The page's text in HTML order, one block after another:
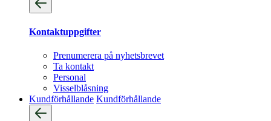
Kontaktuppgifter
Prenumerera på nyhetsbrevet
Ta kontakt
Personal
Visselblåsning
Kundförhållande Kundförhållande